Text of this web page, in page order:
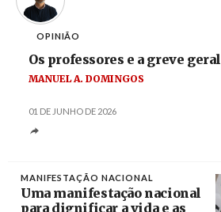
OPINIÃO
Os professores e a greve geral
MANUEL A. DOMINGOS
01 DE JUNHO DE 2026
MANIFESTAÇÃO NACIONAL
Uma manifestação nacional
para dignificar a vida e as